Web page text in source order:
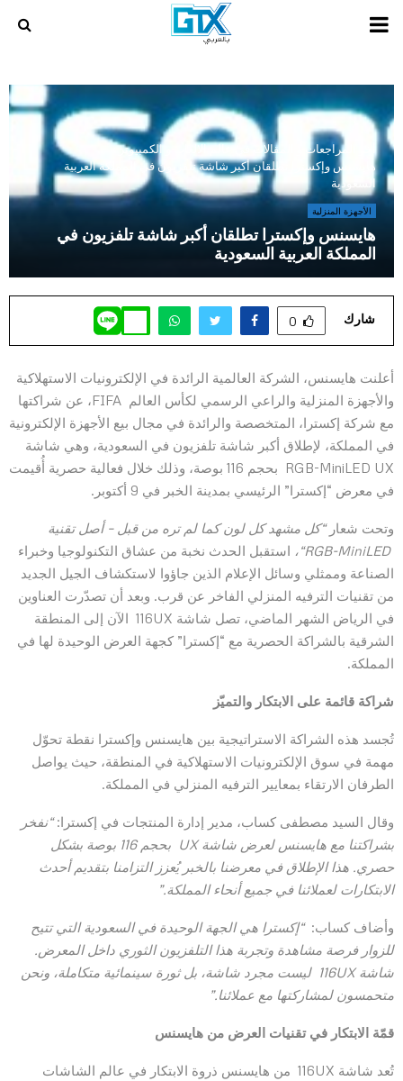
PRIMARY
أخر المراجعات و المقالات في عالم الالعاب و الكمبيوتر»
هايسنس وإكسترا تطلقان أكبر شاشة تلفزيون في المملكة العربية
السعودية
الأجهزة المنزلية
هايسنس وإكسترا تطلقان أكبر شاشة تلفزيون في
المملكة العربية السعودية
شارك 0
أعلنت هايسنس، الشركة العالمية الرائدة في الإلكترونيات الاستهلاكية
والأجهزة المنزلية والراعي الرسمي لكأس العالم FIFA، عن شراكتها
مع شركة إكسترا، المتخصصة والرائدة في مجال بيع الأجهزة الإلكترونية
في المملكة، لإطلاق أكبر شاشة تلفزيون في السعودية، وهي شاشة
RGB-MiniLED UX بحجم 116 بوصة، وذلك خلال فعالية حصرية أُقيمت
في معرض “إكسترا” الرئيسي بمدينة الخبر في 9 أكتوبر.
وتحت شعار“كل مشهد كل لون كما لم تره من قبل –أصل تقنية
RGB-MiniLED
“، استقبل الحدث نخبة من عشاق التكنولوجيا وخبراء
الصناعة وممثلي وسائل الإعلام الذين جاؤوا لاستكشاف الجيل الجديد
من تقنيات الترفيه المنزلي الفاخر عن قرب. وبعد أن تصدّرت العناوين
في الرياض الشهر الماضي، تصل شاشة 116UX الآن إلى المنطقة
الشرقية بالشراكة الحصرية مع “إكسترا” كجهة العرض الوحيدة لها في
المملكة.
شراكة قائمة على الابتكار والتميّز
تُجسد هذه الشراكة الاستراتيجية بين هايسنس وإكسترا نقطة تحوّل
مهمة في سوق الإلكترونيات الاستهلاكية في المنطقة، حيث يواصل
الطرفان الارتقاء بمعايير الترفيه المنزلي في المملكة.
وقال السيد مصطفى كساب، مدير إدارة المنتجات في إكسترا:“نفخر
بشراكتنا مع هايسنس لعرض شاشةUX
بحجم 116 بوصة بشكل
حصري. هذا الإطلاق في معرضنا بالخبر يُعزز التزامنا بتقديم أحدث
الابتكارات لعملائنا في جميع أنحاء المملكة.”
وأضاف كساب:“إكسترا هي الجهة الوحيدة في السعودية التي تتيح
للزوار فرصة مشاهدة وتجربة هذا التلفزيون الثوري داخل المعرض.
شاشة 116UX
ليست مجرد شاشة، بل ثورة سينمائية متكاملة، ونحن
متحمسون لمشاركتها مع عملائنا .”
قمّة الابتكار في تقنيات العرض من هايسنس
تُعد شاشة 116UX من هايسنس ذروة الابتكار في عالم الشاشات